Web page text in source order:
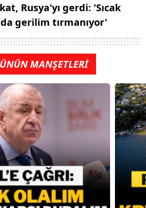
Rusya'yı gerdi: 'Sıcak
gerilim tırmanıyor'
MANŞETLERİ